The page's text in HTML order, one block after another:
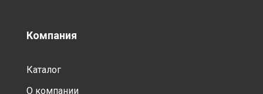
Компания
Каталог
О компании